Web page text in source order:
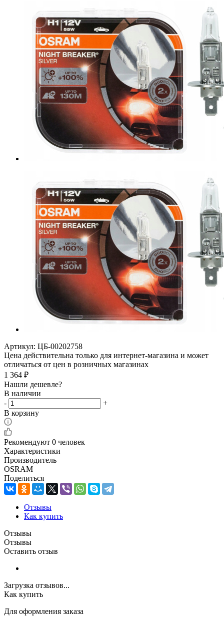
Артикул: ЦБ-00202758
Цена действительна только для интернет-магазина и может
отличаться от цен в розничных магазинах
1 364 ₽
Нашли дешевле?
В наличии
-
+
В корзину
Рекомендуют 0 человек
Характеристики
Производитель
OSRAM
Поделиться
Отзывы
Как купить
Отзывы
Отзывы
Оставить отзыв
Загрузка отзывов...
Как купить
Для оформления заказа